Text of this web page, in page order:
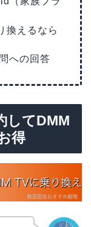
換えるなら
への回答
してDMM
得